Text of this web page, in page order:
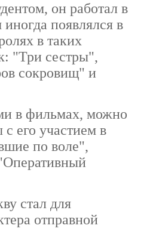
он работал в
появлялся в
в таких
"Три сестры",
сокровищ" и
в фильмах, можно
с его участием в
по воле",
стал для
отправной